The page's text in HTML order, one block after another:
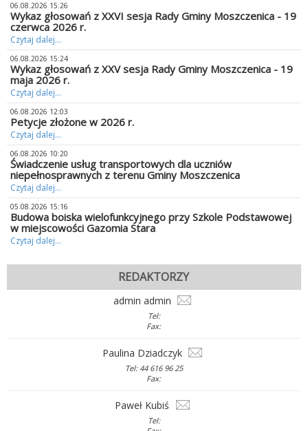
06.08.2026 15:26
Wykaz głosowań z XXVI sesja Rady Gminy Moszczenica - 19
czerwca 2026 r.
Czytaj dalej...
06.08.2026 15:24
Wykaz głosowań z XXV sesja Rady Gminy Moszczenica - 19
maja 2026 r.
Czytaj dalej...
06.08.2026 12:03
Petycje złożone w 2026 r.
Czytaj dalej...
06.08.2026 10:20
Świadczenie usług transportowych dla uczniów
niepełnosprawnych z terenu Gminy Moszczenica
Czytaj dalej...
05.08.2026 15:16
Budowa boiska wielofunkcyjnego przy Szkole Podstawowej
w miejscowości Gazomia Stara
Czytaj dalej...
REDAKTORZY
admin admin
Tel:
Fax:
Paulina Dziadczyk
Tel: 44 616 96 25
Fax:
Paweł Kubiś
Tel: